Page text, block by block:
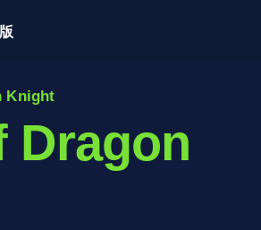
Knight
Dragon